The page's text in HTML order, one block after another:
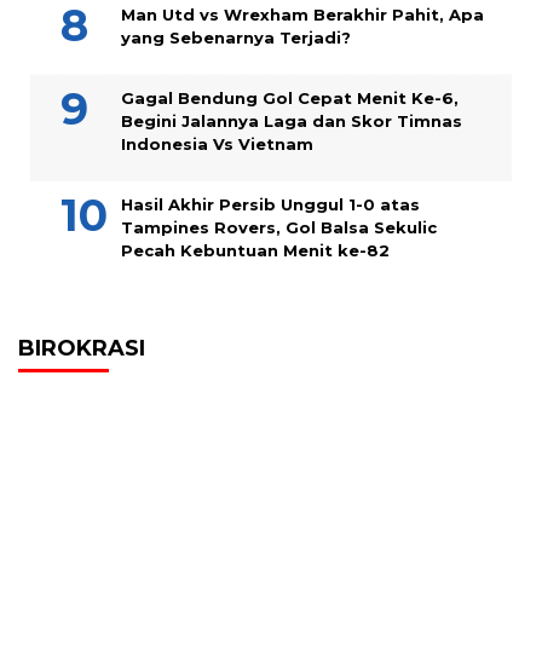
Man Utd vs Wrexham Berakhir Pahit, Apa
yang Sebenarnya Terjadi?
Gagal Bendung Gol Cepat Menit Ke-6,
Begini Jalannya Laga dan Skor Timnas
Indonesia Vs Vietnam
Hasil Akhir Persib Unggul 1-0 atas
Tampines Rovers, Gol Balsa Sekulic
Pecah Kebuntuan Menit ke-82
BIROKRASI